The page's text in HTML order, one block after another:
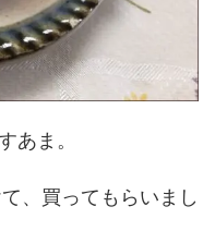
あま。
、買ってもらいまし